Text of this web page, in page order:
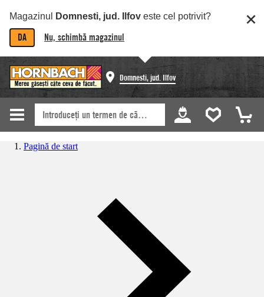
Magazinul Domnesti, jud. Ilfov este cel potrivit?
DA Nu, schimbă magazinul
Domnesti, jud. Ilfov
Pagină de start